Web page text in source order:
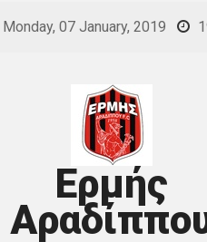
Monday, 07 January, 2019
Ερμής